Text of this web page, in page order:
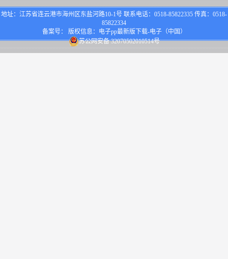
地址：江苏省连云港市海州区东盐河路10-1号 联系电话：0518-85822335 传真：0518-
85822334
备案号： 版权信息：电子pp最新版下载-电子（中国）
苏公网安备 32070502010514号